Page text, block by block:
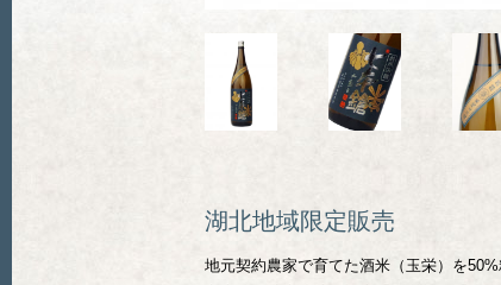
湖北地域限定販売
地元契約農家で育てた酒米（玉栄）を